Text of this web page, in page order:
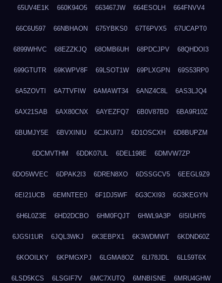
65UV4E1K 660K94O5 663467JW 664ESOLH 664FNVV4
66C6U597 66NBHAON 675YBKS0 67T6PVX5 67UCAPT0
6899WHVC 68EZZKJQ 68OMB6UH 68PDCJPV 68QHDOI3
699GTUTR 69KWPV8F 69LSOT1W 69PLXGPN 69S53RP0
6A5ZOVTI 6A7TVFIW 6AMAWT34 6ANZ4C8L 6AS3LJQ4
6AX21SAB 6AX80CNX 6AYEZFQ7 6B0V87BD 6BA9R10Z
6BUMJY5E 6BVXINIU 6CJKUI7J 6D1OSCXH 6D8BUPZM
6DCMVTHM 6DDK07UL 6DEL198E 6DMVW7ZP
6DO5WVEC 6DPAK2I3 6DREN8XO 6DSSGCV5 6EEGL9Z9
6EI21UCB 6EMNTEE0 6F1DJ5WF 6G3CXI93 6G3KEGYN
6H6L0Z3E 6HD2DCBO 6HM0FQJT 6HWL9A3P 6I5IUH76
6JGSI1UR 6JQL3WKJ 6K3EBPX1 6K3WDMWT 6KDND60Z
6KOOILKY 6KPMGXPJ 6LGMA8OZ 6LI78JDL 6LL59T6X
6LSD5KCS 6LSGIF7V 6MC7XUTQ 6MNBISNE 6MRU4GHW